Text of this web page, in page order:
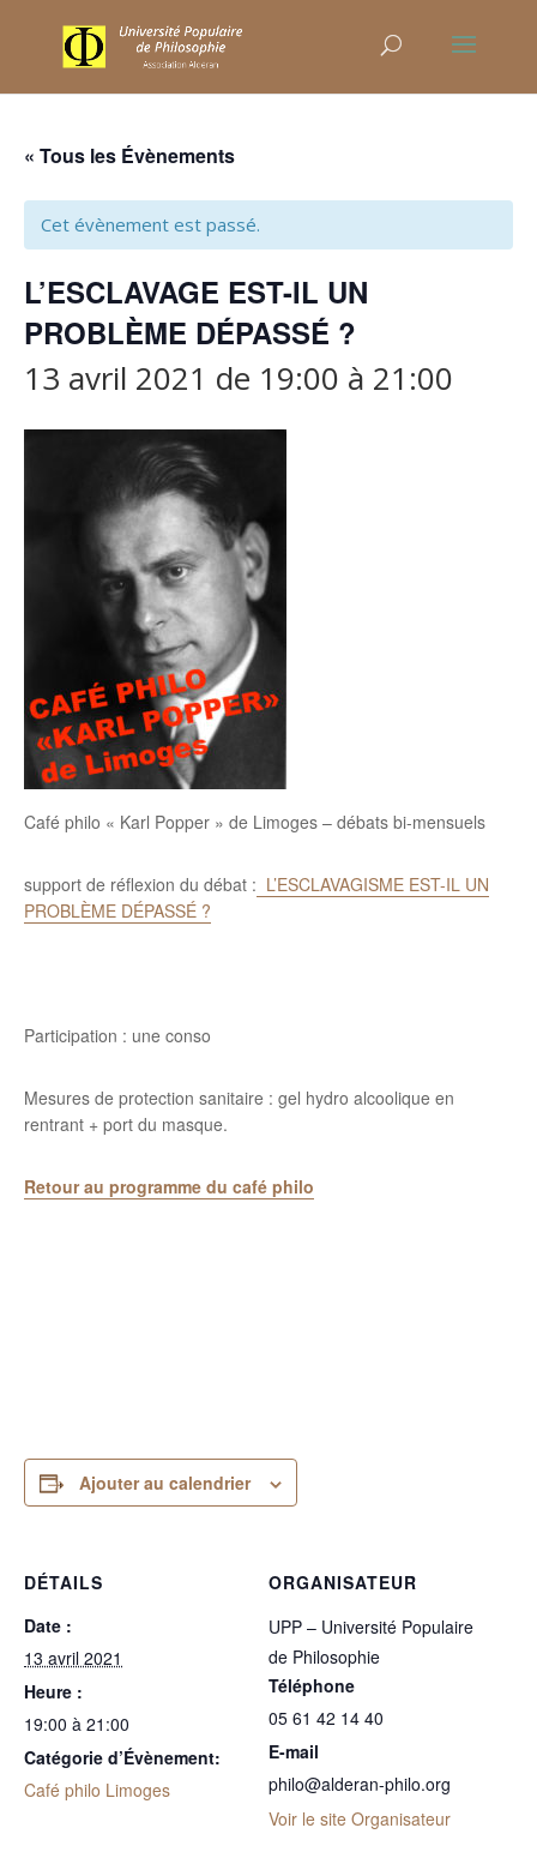
« Tous les Évènements
Cet évènement est passé.
L’ESCLAVAGE EST-IL UN
PROBLÈME DÉPASSÉ ?
13 avril 2021 de 19:00 à 21:00
Café philo « Karl Popper » de Limoges – débats bi-mensuels
support de réflexion du débat : L’ESCLAVAGISME EST-IL UN
PROBLÈME DÉPASSÉ ?
Participation : une conso
Mesures de protection sanitaire : gel hydro alcoolique en
rentrant + port du masque.
Retour au programme du café philo
Ajouter au calendrier
DÉTAILS
Date :
13 avril 2021
Heure :
19:00 à 21:00
Catégorie d’Évènement:
Café philo Limoges
ORGANISATEUR
UPP – Université Populaire
de Philosophie
Téléphone
05 61 42 14 40
E-mail
philo@alderan-philo.org
Voir le site Organisateur